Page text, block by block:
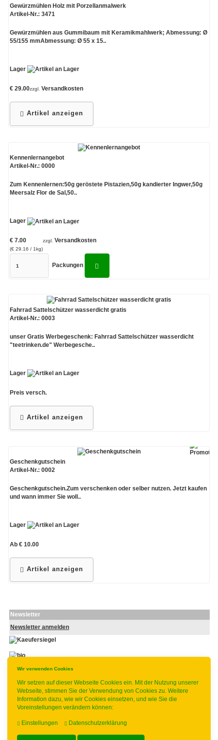
Wir verwenden Cookies
Wir setzen auf dieser Webseite Cookies ein. Mit der Nutzung unserer
Webseite, stimmen Sie der Verwendung von Cookies zu. Weitere
Information dazu, wie wir Cookies einsetzen, und wie Sie die
Voreinstellungen verändern können:
Einstellungen Datenschutzerklärung
Gewürzmühlen Holz mit Porzellanmalwerk
Artikel-Nr.: 3471
Gewürzmühlen aus Gummibaum mit Keramikmahlwerk; Abmessung: Ø
55/155 mmAbmessung: Ø 55 x 15..
Lager
€ 29.00zzgl. Versandkosten
Artikel anzeigen
Kennenlernangebot
Artikel-Nr.: 0000
Zum Kennenlernen:50g geröstete Pistazien,50g kandierter Ingwer,50g
Meersalz Flor de Sal,50..
Lager
€ 7.00
(€ 29.16 / 1kg)
zzgl. Versandkosten
Packungen
Fahrrad Sattelschützer wasserdicht gratis
Artikel-Nr.: 0003
unser Gratis Werbegeschenk: Fahrrad Sattelschützer wasserdicht
"teetrinken.de" Werbegesche..
Lager
Preis versch.
Artikel anzeigen
Geschenkgutschein
Artikel-Nr.: 0002
Geschenkgutschein.Zum verschenken oder selber nutzen. Jetzt kaufen
und wann immer Sie woll..
Lager
Ab € 10.00
Artikel anzeigen
Newsletter
Newsletter anmelden
* gilt für Lieferungen innerhalb Deutschlands, Lieferzeiten für andere
Versandinformationen.